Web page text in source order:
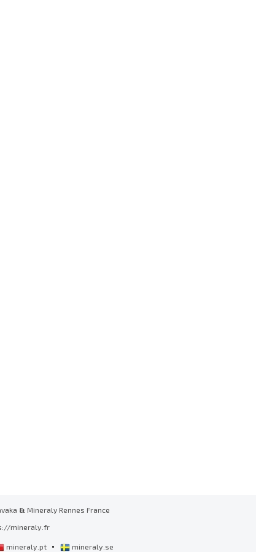
& Mineraly Rennes France
mineraly.fr
mineraly.pt • mineraly.se